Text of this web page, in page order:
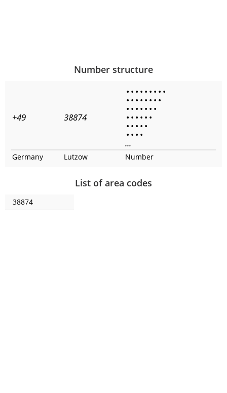
Number structure
+49 38874
• • • • • • • • •
• • • • • • • •
• • • • • • •
• • • • • •
• • • • •
• • • •
...
Germany Lutzow Number
List of area codes
38874